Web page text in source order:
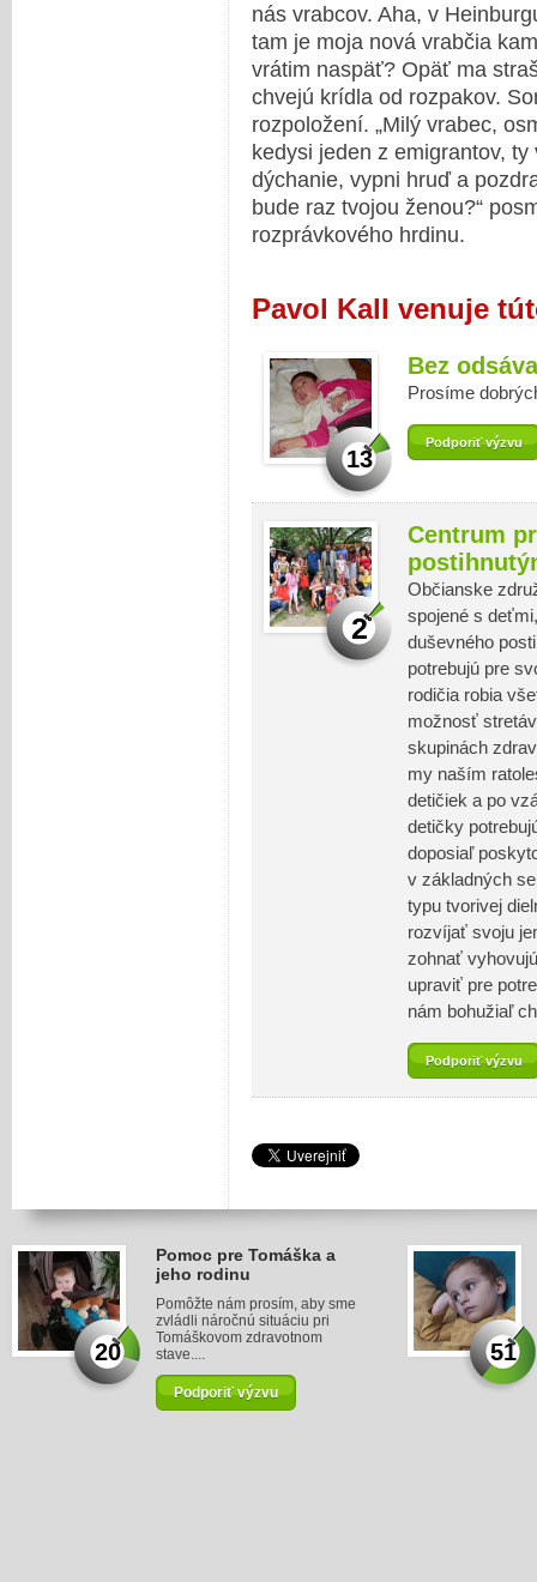
nás vrabcov. Aha, v
tam je moja nová vrabčia
vrátim naspäť? Opäť ma
chvejú krídla od rozpakov.
rozpoložení. „Milý vrabec,
kedysi jeden z emigrantov,
dýchanie, vypni hruď a
bude raz tvojou ženou?“
rozprávkového hrdinu.
Pavol Kall venuje
13
Bez
Prosíme
Podporiť výzvu
2
Centrum
Občianske
spojené s
duševného
potrebujú pre
rodičia robia
možnosť
skupinách
my naším
detičiek a po
detičky
doposiaľ
v základných
typu tvorivej
rozvíjať svoju
zohnať
upraviť pre
nám bohužiaľ
Podporiť výzvu
20
Pomoc pre Tomáška a
jeho rodinu
Pomôžte nám prosím, aby sme
zvládli náročnú situáciu pri
Tomáškovom zdravotnom
stave....
Podporiť výzvu
51